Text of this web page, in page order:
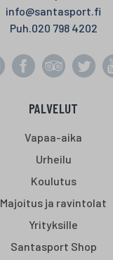
info@santasport.fi
Puh. 020 798 4202
PALVELUT
Vapaa-aika
Urheilu
Koulutus
Majoitus ja ravintolat
Yrityksille
Santasport Shop